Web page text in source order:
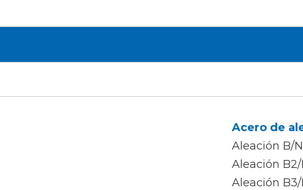
Acero de
Aleación B/
Aleación B2/
Aleación B3/